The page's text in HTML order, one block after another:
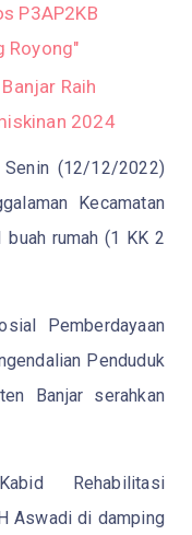
P3AP2KB
Royong"
Raih
2024
Senin (12/12/2022)
Kecamatan
buah rumah (1 KK 2
Pemberdayaan
Penduduk
Banjar serahkan
Rehabilitasi
Aswadi di damping